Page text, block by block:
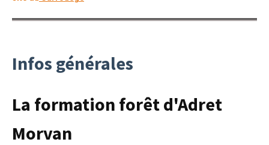
Infos générales
La formation forêt d'Adret
Morvan